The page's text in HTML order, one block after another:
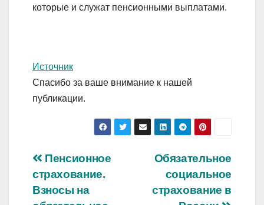
которые и служат пенсионными выплатами.
Источник
Спасибо за ваше внимание к нашей
публикации.
Навигация
по
Обязательное
социальное
страхование в
Пенсионное
страхование.
Взносы на